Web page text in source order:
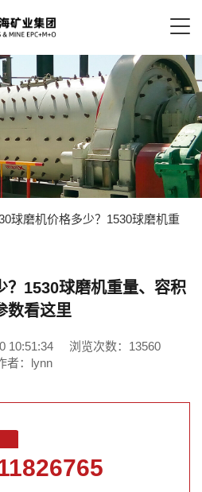
球磨机价格多少？1530球磨机重
？1530球磨机重量、容积
数看这里
10:51:34
浏览次数：13560
者：lynn